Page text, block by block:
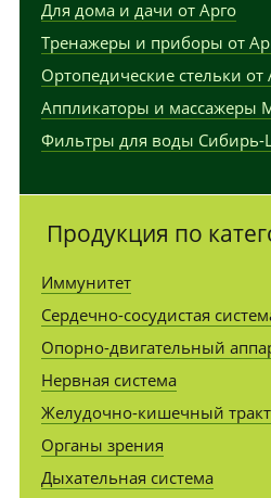
Для дома и дачи от Арго
Тренажеры и приборы от
Ортопедические стельки от
Аппликаторы и массажеры
Фильтры для воды Сибирь-
Продукция по
Иммунитет
Сердечно-сосудистая
Опорно-двигательный
Нервная система
Желудочно-кишечный тракт
Органы зрения
Дыхательная система